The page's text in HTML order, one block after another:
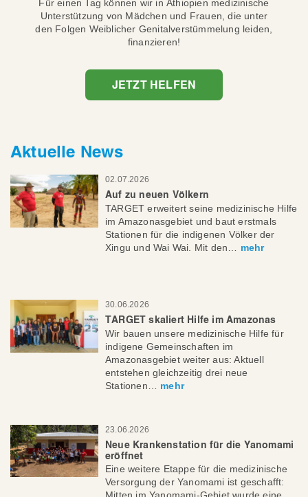
Für einen Tag können wir in Äthiopien medizinische
Unterstützung von Mädchen und Frauen, die unter
den Folgen Weiblicher Genitalverstümmelung leiden,
finanzieren!
JETZT HELFEN
Aktuelle News
02.07.2026
Auf zu neuen Völkern
TARGET erweitert seine medizinische Hilfe
im Amazonasgebiet und baut erstmals
Stationen für die indigenen Völker der
Xingu und Wai Wai. Mit den… mehr
30.06.2026
TARGET skaliert Hilfe im Amazonas
Wir bauen unsere medizinische Hilfe für
indigene Gemeinschaften im
Amazonasgebiet weiter aus: Aktuell
entstehen gleichzeitig drei neue
Stationen… mehr
23.06.2026
Neue Krankenstation für die Yanomami
eröffnet
Eine weitere Etappe für die medizinische
Versorgung der Yanomami ist geschafft: